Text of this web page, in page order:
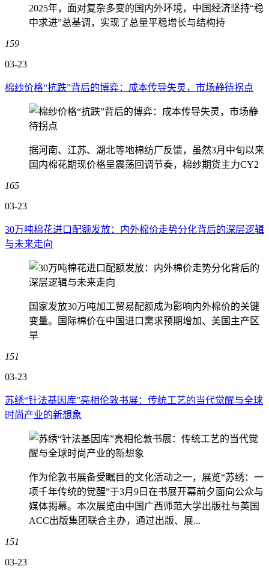
2025年，面对复杂多变的国内外环境，中国经济坚持“稳
中求进”总基调，实现了总量平稳增长与结构持
159
03-23
棉纱价格“抗跌”背后的博弈：成本传导失灵，市场静待拐点
据河南、江苏、湖北等地棉纺厂反馈，虽然3月中旬以来
国内棉花期现价格呈震荡回调节奏，棉纱期货主力CY2
165
03-23
30万吨棉花进口配额发放：内外棉价走势分化背后的深层逻辑
与未来走向
国家发放30万吨加工贸易配额成为影响内外棉价的关键
变量。国际棉价在中国进口需求预期增加、美国主产区
旱
151
03-23
苏绣“针法基因库”亮相伦敦书展：传统工艺的当代觉醒与全球
时尚产业的新想象
作为伦敦书展备受瞩目的文化活动之一，展览“苏绣：一
项千年传统的觉醒”于3月9日在书展开幕前夕面向公众与
媒体揭幕。本次展览由中国广西师范大学出版社与英国
ACC出版集团联合主办，通过出版、展...
151
03-23